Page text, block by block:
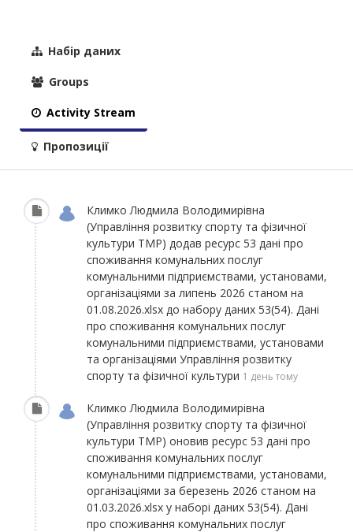
Набір даних
Groups
Activity Stream
Пропозиції
Климко Людмила Володимирівна
(Управління розвитку спорту та фізичної
культури ТМР) додав ресурс 53 дані про
споживання комунальних послуг
комунальними підприємствами, установами,
організаціями за липень 2026 станом на
01.08.2026.xlsx до набору даних 53(54). Дані
про споживання комунальних послуг
комунальними підприємствами, установами
та організаціями Управління розвитку
спорту та фізичної культури 1 день тому
Климко Людмила Володимирівна
(Управління розвитку спорту та фізичної
культури ТМР) оновив ресурс 53 дані про
споживання комунальних послуг
комунальними підприємствами, установами,
організаціями за березень 2026 станом на
01.03.2026.xlsx у наборі даних 53(54). Дані
про споживання комунальних послуг